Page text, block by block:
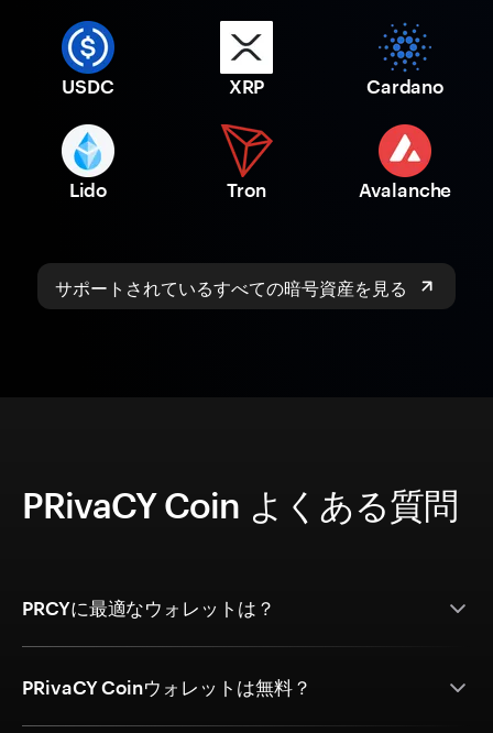
USDC XRP Cardano
Lido Tron Avalanche
サポートされているすべての暗号資産を見る
PRivaCY Coin よくある質問
PRCYに最適なウォレットは？
PRivaCY Coinウォレットは無料？